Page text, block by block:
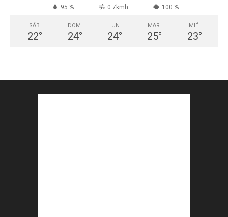
95 % 0.7kmh 100 %
SÁB
22°
DOM
24°
LUN
24°
MAR
25°
MIÉ
23°